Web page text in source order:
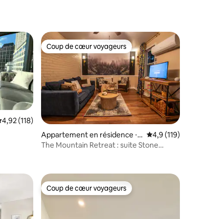
: 4,79 sur 5
moyenne sur la base de 118 commentaires : 4,92 sur 5
4,92 (118)
Coup de cœur voyageurs
Coup de cœur voyageurs
Appartement en résidence ⋅ S
tone Mountain
Évaluation moyenne
4,9 (119)
The Mountain Retreat : suite Stone
appréciés Coup de cœur voyageurs
Coup de cœur voyageurs